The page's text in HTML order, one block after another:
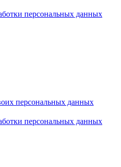
персональных данных
персональных данных
персональных данных